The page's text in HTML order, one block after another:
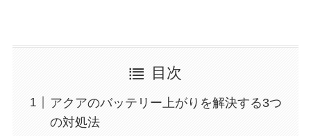
目次
アクアのバッテリー上がりを解決する3つ
の対処法